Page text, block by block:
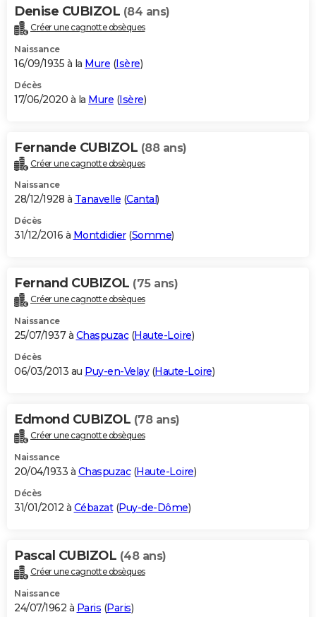
Denise CUBIZOL (84 ans)
Créer une cagnotte obsèques
Naissance
16/09/1935 à la Mure (Isère)
Décès
17/06/2020 à la Mure (Isère)
Fernande CUBIZOL (88 ans)
Créer une cagnotte obsèques
Naissance
28/12/1928 à Tanavelle (Cantal )
Décès
31/12/2016 à Montdidier(Somme)
Fernand CUBIZOL (75 ans)
Créer une cagnotte obsèques
Naissance
25/07/1937 à Chaspuzac(Haute-Loire)
Décès
06/03/2013 au Puy-en-Velay(Haute-Loire)
Edmond CUBIZOL (78 ans)
Créer une cagnotte obsèques
Naissance
20/04/1933 à Chaspuzac(Haute-Loire)
Décès
31/01/2012 à Cébazat(Puy-de-Dôme)
Pascal CUBIZOL (48 ans)
Créer une cagnotte obsèques
Naissance
24/07/1962 à Paris (Paris)